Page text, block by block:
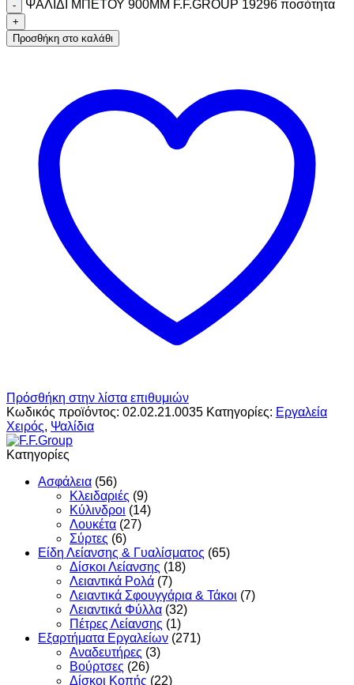
ΨΑΛΙΔΙ ΜΠΕΤΟΥ 900ΜΜ F.F.GROUP 19296 ποσότητα
Προσθήκη στο καλάθι
Πρόσθήκη στην λίστα επιθυμιών
Κωδικός προϊόντος: 02.02.21.0035 Κατηγορίες: Εργαλεία
Χειρός, Ψαλίδια
Κατηγορίες
Ασφάλεια (56)
Κλειδαριές (9)
Κύλινδροι (14)
Λουκέτα (27)
Σύρτες (6)
Είδη Λείανσης & Γυαλίσματος (65)
Δίσκοι Λείανσης (18)
Λειαντικά Ρολά (7)
Λειαντικά Σφουγγάρια & Τάκοι (7)
Λειαντικά Φύλλα (32)
Πέτρες Λείανσης (1)
Εξαρτήματα Εργαλείων (271)
Αναδευτήρες (3)
Βούρτσες (26)
Δίσκοι Κοπής (22)